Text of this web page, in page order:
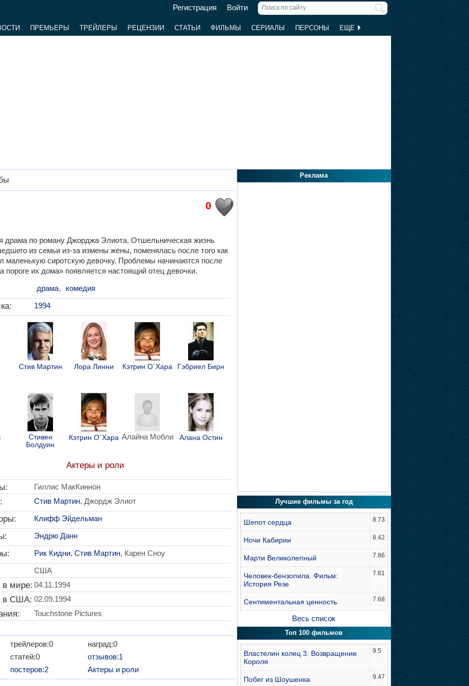
Регистрация Войти
ПРЕМЬЕРЫ ТРЕЙЛЕРЫ РЕЦЕНЗИИ СТАТЬИ ФИЛЬМЫ СЕРИАЛЫ ПЕРСОНЫ ЕЩЕ
0
драма по роману Джорджа Элиота. Отшельническая жизнь
из семьи из-за измены жены, поменялась после того как
маленькую сиротскую девочку. Проблемы начинаются после
пороге их дома» появляется настоящий отец девочки.
драма, комедия
1994
Стив Мартин Лора Линни Кэтрин О`Хара Гэбриел Бирн
Стивен
Болдуин
Кэтрин О`Хара Алайна Мобли Алана Остин
Актеры и роли
Гиллис МакКиннон
Стив Мартин, Джордж Элиот
Клифф Эйдельман
Эндрю Данн
Рик Кидни, Стив Мартин, Карен Сноу
США
в мире: 04.11.1994
в США: 02.09.1994
Touchstone Pictures
трейлеров:0
статей:0
постеров:2
наград:0
отзывов:1
Актеры и роли
Реклама
Лучшие фильмы за год
Шепот сердца 8.73
Ночи Кабирии 8.42
Марти Великолепный 7.86
Человек-бензопила. Фильм:
История Резе
7.81
Сентиментальная ценность 7.68
Весь список
Топ 100 фильмов
Властелин колец 3: Возвращение
Короля
9.5
Побег из Шоушенка 9.47